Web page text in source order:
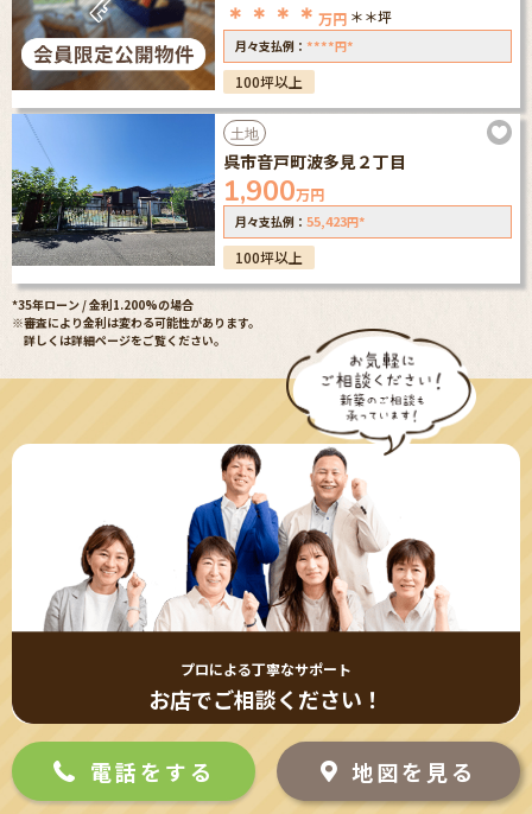
＊＊＊＊ 万円 ＊＊坪
月々支払例： ****円*
100坪以上
土地
呉市音戸町波多見２丁目
1,900万円
月々支払例： 55,423円*
100坪以上
*35年ローン / 金利1.200%の場合
※審査により金利は変わる可能性があります。
詳しくは詳細ページをご覧ください。
プロによる丁寧なサポート
お店でご相談ください！
地図を見る
電話をする